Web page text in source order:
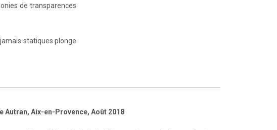
de transparences
statiques plonge
Autran, Aix-en-Provence, Août 2018